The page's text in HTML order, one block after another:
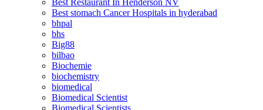
Best stomach Cancer Hospitals in hyderabad
bhpal
bhs
Big88
bilbao
Biochemie
biochemistry
biomedical
Biomedical Scientist
Biomedical Scientists